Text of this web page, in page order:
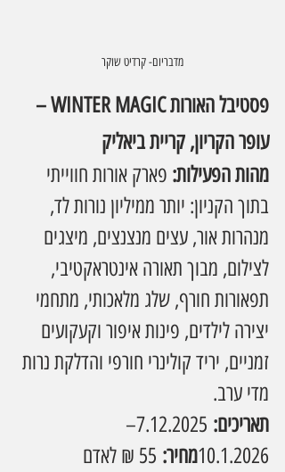
מדבריום- קרדיט שוקר
פסטיבל האורות WINTER MAGIC –
עופר הקריון, קריית ביאליק
מהות הפעילות: פארק אורות חווייתי
בתוך הקניון: יותר ממיליון נורות לד,
מנהרות אור, עצים מנצנצים, מיצגים
לצילום, מבוך תאורה אינטראקטיבי,
תפאורות חורף, שלג מלאכותי, מתחמי
יצירה לילדים, פינות איפור וקעקועים
זמניים, יריד קולינרי חורפי והדלקת נרות
מדי ערב.
תאריכים:
7.12.2025–
10.1.2026מחיר: